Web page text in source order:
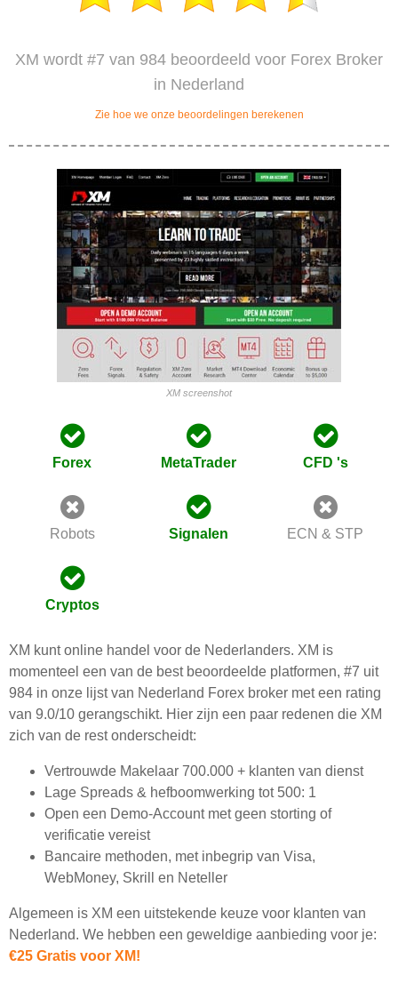
XM wordt #7 van 984 beoordeeld voor Forex Broker
in Nederland
Zie hoe we onze beoordelingen berekenen
XM screenshot
Forex MetaTrader CFD 's
Robots Signalen ECN & STP
Cryptos
XM kunt online handel voor de Nederlanders. XM is
momenteel een van de best beoordeelde platformen, #7 uit
984 in onze lijst van Nederland Forex broker met een rating
van 9.0/10 gerangschikt. Hier zijn een paar redenen die XM
zich van de rest onderscheidt:
Vertrouwde Makelaar 700.000 + klanten van dienst
Lage Spreads & hefboomwerking tot 500: 1
Open een Demo-Account met geen storting of
verificatie vereist
Bancaire methoden, met inbegrip van Visa,
WebMoney, Skrill en Neteller
Algemeen is XM een uitstekende keuze voor klanten van
Nederland. We hebben een geweldige aanbieding voor je:
€25 Gratis voor XM!